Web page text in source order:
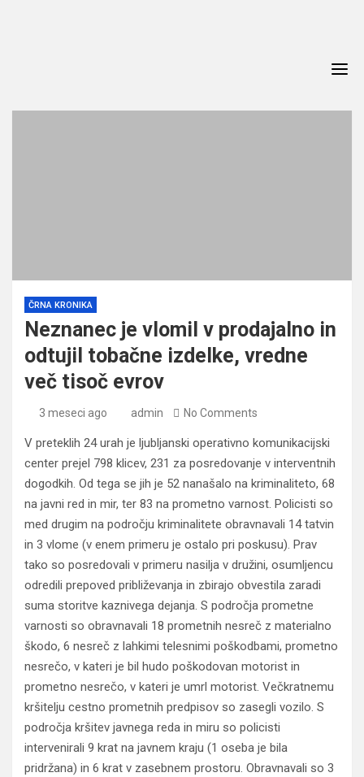
ČRNA KRONIKA
Neznanec je vlomil v prodajalno in
odtujil tobačne izdelke, vredne
več tisoč evrov
3 meseci ago admin No Comments
V preteklih 24 urah je ljubljanski operativno komunikacijski
center prejel 798 klicev, 231 za posredovanje v interventnih
dogodkih. Od tega se jih je 52 nanašalo na kriminaliteto, 68
na javni red in mir, ter 83 na prometno varnost. Policisti so
med drugim na področju kriminalitete obravnavali 14 tatvin
in 3 vlome (v enem primeru je ostalo pri poskusu). Prav
tako so posredovali v primeru nasilja v družini, osumljencu
odredili prepoved približevanja in zbirajo obvestila zaradi
suma storitve kaznivega dejanja. S področja prometne
varnosti so obravnavali 18 prometnih nesreč z materialno
škodo, 6 nesreč z lahkimi telesnimi poškodbami, prometno
nesrečo, v kateri je bil hudo poškodovan motorist in
prometno nesrečo, v kateri je umrl motorist. Večkratnemu
kršitelju cestno prometnih predpisov so zasegli vozilo. S
področja kršitev javnega reda in miru so policisti
intervenirali 9 krat na javnem kraju (1 oseba je bila
pridržana) in 6 krat v zasebnem prostoru. Obravnavali so 3